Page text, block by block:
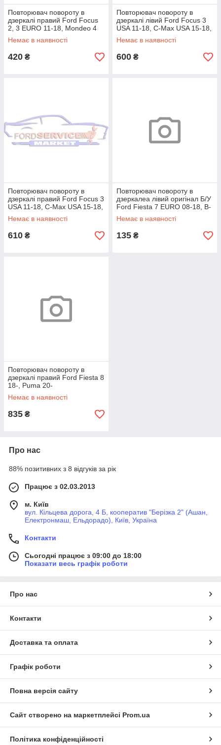
Повторювач повороту в
дзеркалі правий Ford Focus
2, 3 EURO 11-18, Mondeo 4
10-14, білий фон
Немає в наявності
420 ₴
Повторювач повороту в
дзеркалі лівий Ford Focus 3
USA 11-18, C-Max USA 15-18,
Escape 13-19, EcoSport 13-
Немає в наявності
600 ₴
Повторювач повороту в
дзеркалі правий Ford Focus 3
USA 11-18, C-Max USA 15-18,
Escape 13-19, EcoSport 13-
Немає в наявності
610 ₴
Повторювач повороту в
дзеркалеа лівий оригінал Б/У
Ford Fiesta 7 EURO 08-18, B-
Max 12-17
Немає в наявності
135 ₴
Повторювач повороту в
дзеркалі правий Ford Fiesta 8
18-, Puma 20-
Немає в наявності
835 ₴
Про нас
88% позитивних з 8 відгуків за рік
Працює з 02.03.2013
м. Київ
вул. Кільцева дорога, 4 Б, кооператив "Берізка 2" (Ашан,
Електронмаш, Ельдорадо), Київ, Україна
Контакти
Сьогодні працює з 09:00 до 18:00
Показати весь графік роботи
Про нас
Контакти
Доставка та оплата
Графік роботи
Повна версія сайту
Сайт створено на маркетплейсі Prom.ua
Політика конфіденційності